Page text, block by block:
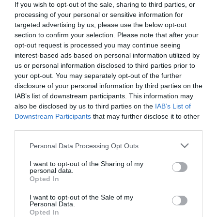
If you wish to opt-out of the sale, sharing to third parties, or
processing of your personal or sensitive information for
targeted advertising by us, please use the below opt-out
section to confirm your selection. Please note that after your
opt-out request is processed you may continue seeing
interest-based ads based on personal information utilized by
us or personal information disclosed to third parties prior to
your opt-out. You may separately opt-out of the further
disclosure of your personal information by third parties on the
IAB’s list of downstream participants. This information may
also be disclosed by us to third parties on the IAB’s List of
Downstream Participants that may further disclose it to other
Personal Data Processing Opt Outs
I want to opt-out of the Sharing of my
personal data.
Opted In
I want to opt-out of the Sale of my
Personal Data.
Opted In
Mais l’essentiel est le portrait qu’il dresse, sans
retouches, de ce grand guitariste aux ressources
infinies qu’était Franco de Mi-Amor. Portrait intime et
contrastant. Portrait saisissant et bariolé, éclairant les
pans entiers de la vie d’un homme que nous croyions
pourtant connaître.
Franco sentimental en privé, sémillant en public,
visionnaire en politique, objecteur de conscience à sa
façon, est «l’oncle de la société congolaise
», c’est-à-
dire le garant et l’obligé d’une société dont il croit être
en déshérence et qu’il tente, toujours à sa façon, de